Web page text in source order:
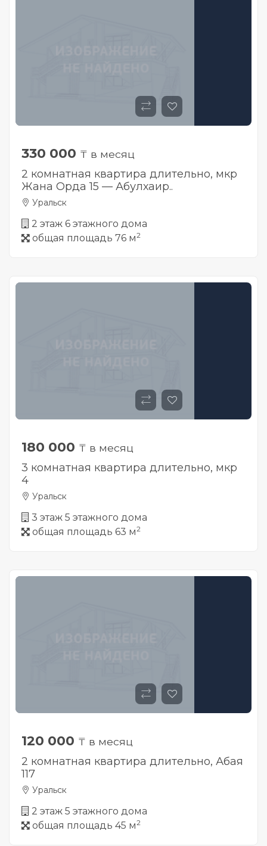
330 000 ₸ в месяц
2 комнатная квартира длительно, мкр
Жана Орда 15 — Абулхаир..
Уральск
2 этаж 6 этажного дома
общая площадь 76 м2
180 000 ₸ в месяц
3 комнатная квартира длительно, мкр
4
Уральск
3 этаж 5 этажного дома
общая площадь 63 м2
120 000 ₸ в месяц
2 комнатная квартира длительно, Абая
117
Уральск
2 этаж 5 этажного дома
общая площадь 45 м2